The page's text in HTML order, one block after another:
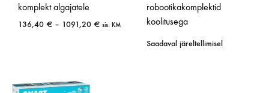
komplekt algajatele
136,40 € – 1091,20 € sis. KM
robootikakomplektid
koolitusega
Saadaval järeltellimisel